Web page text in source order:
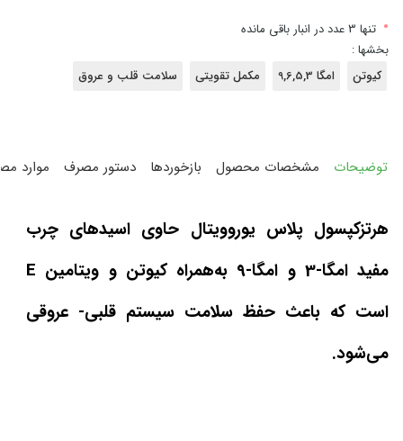
• تنها 3 عدد در انبار باقی مانده
بخشها :
کیوتن
امگا 9,6,5,3 مکمل تقویتی سلامت قلب و عروق
توضیحات مشخصات محصول بازخوردها دستور مصرف موارد
هرتزکپسول پلاس یوروویتال حاوی اسیدهای چرب
مفید امگا-3 و امگا-9 به‌همراه کیوتن و ویتامین E
است که باعث حفظ سلامت سیستم قلبی- عروقی
می‌شود.